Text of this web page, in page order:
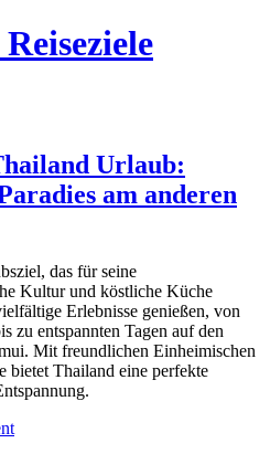
Urlaub:
am anderen
das für seine
Kultur und köstliche Küche
Erlebnisse genießen, von
zu entspannten Tagen auf den
Mit freundlichen Einheimischen
bietet Thailand eine perfekte
on